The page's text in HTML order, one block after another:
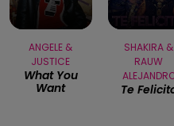
ANGELE &
JUSTICE
What You
Want
SHAKIRA &
RAUW
Te